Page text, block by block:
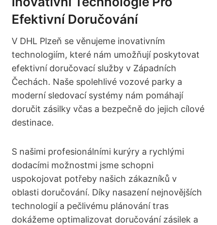
Efektivní Doručování
V DHL Plzeň se věnujeme inovativním
technologiím, které nám umožňují poskytovat
efektivní doručovací služby v Západních
Čechách. Naše spolehlivé vozové parky a
moderní sledovací systémy nám pomáhají
doručit zásilky včas a bezpečně do jejich cílové
destinace.
S našimi profesionálními kurýry a rychlými
dodacími možnostmi jsme schopni
uspokojovat potřeby našich zákazníků v
oblasti doručování. Díky nasazení nejnovějších
technologií a pečlivému plánování tras
dokážeme optimalizovat doručování zásilek a